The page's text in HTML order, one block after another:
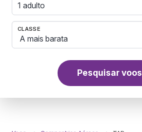
1 adulto
CLASSE
Pesquisar voos